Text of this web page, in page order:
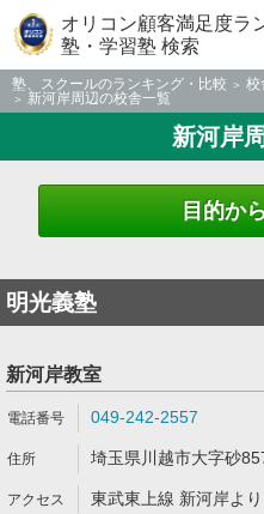
オリコン顧客満足度ラ
塾・学習塾 検索
塾、スクールのランキング・比較 校
新河岸周辺の校舎一覧
新河岸
目的か
明光義塾
新河岸教室
049-242-2557
埼玉県川越市大字砂
東武東上線 新河岸よ